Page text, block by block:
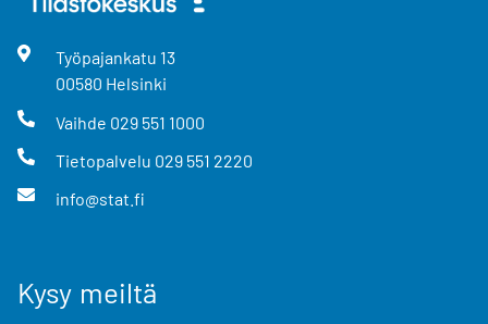
Työpajankatu 13
00580 Helsinki
Vaihde 029 551 1000
Tietopalvelu 029 551 2220
info@stat.fi
Kysy meiltä